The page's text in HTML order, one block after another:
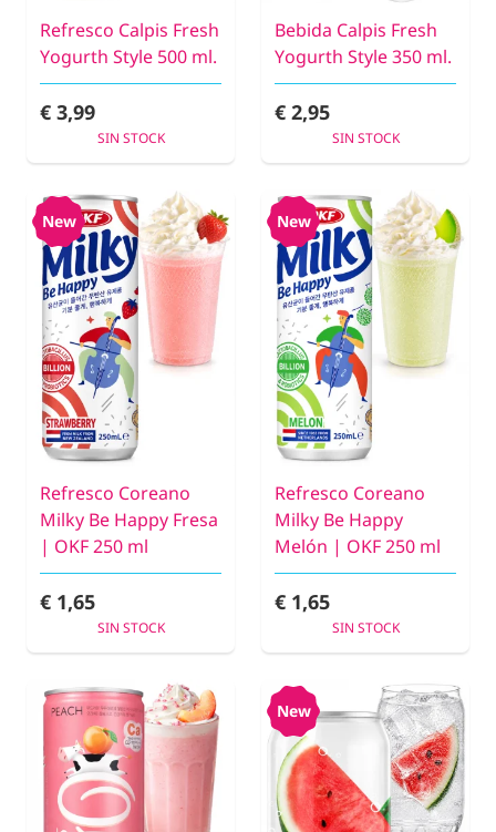
Refresco Calpis Fresh
Yogurth Style 500 ml.
€ 3,99
SIN STOCK
Bebida Calpis Fresh
Yogurth Style 350 ml.
€ 2,95
SIN STOCK
New
Refresco Coreano
Milky Be Happy Fresa
| OKF 250 ml
€ 1,65
SIN STOCK
New
Refresco Coreano
Milky Be Happy
Melón | OKF 250 ml
€ 1,65
SIN STOCK
New